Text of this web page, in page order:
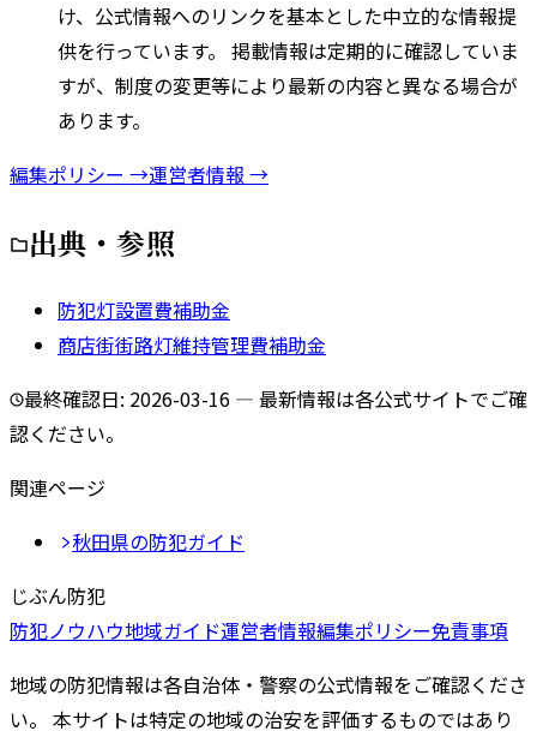
け、公式情報へのリンクを基本とした中立的な情報提
供を行っています。 掲載情報は定期的に確認していま
すが、制度の変更等により最新の内容と異なる場合が
あります。
編集ポリシー →運営者情報 →
出典・参照
防犯灯設置費補助金
商店街街路灯維持管理費補助金
最終確認日: 2026-03-16 — 最新情報は各公式サイトでご確
認ください。
関連ページ
秋田県の防犯ガイド
じぶん防犯
防犯ノウハウ地域ガイド運営者情報編集ポリシー免責事項
地域の防犯情報は各自治体・警察の公式情報をご確認くださ
い。 本サイトは特定の地域の治安を評価するものではあり